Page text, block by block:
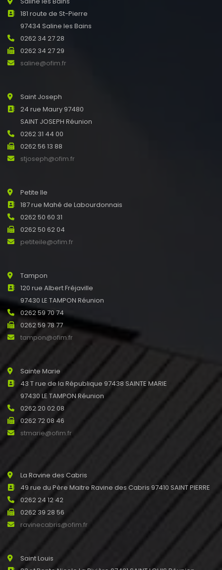
181 route de St-Pierre
97434 Saline les Bains
0262 34 27 28
0262 34 27 29
saline@ofim.fr
Saint Joseph
24 rue Maury 97480
SAINT JOSEPH Réunion
0262 31 44 00
0262 56 13 88
stjoseph@ofim.fr
Petite Ile
187 rue Mahé de Labourdonnais
0262 50 60 31
0262 50 62 04
petiteile@ofim.fr
Tampon
120 rue Albert Fréjaville
97430 LE TAMPON Réunion
0262 59 70 74
0262 59 78 77
tampon@ofim.fr
Sainte Marie
43 T rue de la République 97438 SAINTE MARIE
97430 LE TAMPON Réunion
0262 20 02 08
0262 72 08 46
stmarie@ofim.fr
La Ravine des Cabris
49 rue du Père Maitre Ravine des Cabris 97410 SAINT PIERRE
0262 24 12 42
0262 39 28 56
ravinecabris@ofim.fr
Saint Louis